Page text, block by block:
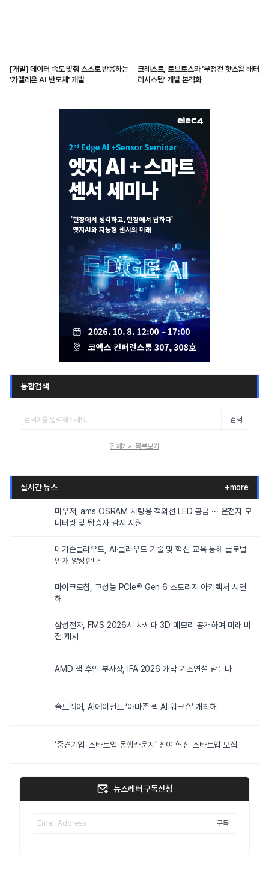
[개발] 데이터 속도 맞춰 스스로 반응하는
'카멜레온 AI 반도체' 개발
크레스트, 로브로스와 ‘무정전 핫스왑 배터
리시스템’ 개발 본격화
통합검색
검색
전체기사 목록보기
실시간 뉴스 +more
마우저, ams OSRAM 차량용 적외선 LED 공급 ··· 운전자 모
니터링 및 탑승자 감지 지원
메가존클라우드, AI·클라우드 기술 및 혁신 교육 통해 글로벌
인재 양성한다
마이크로칩, 고성능 PCIe® Gen 6 스토리지 아키텍처 시연
해
삼성전자, FMS 2026서 차세대 3D 메모리 공개하며 미래 비
전 제시
AMD 잭 후인 부사장, IFA 2026 개막 기조연설 맡는다
솔트웨어, AI에이전트 ‘아마존 퀵 AI 워크숍’ 개최해
‘중견기업-스타트업 동행라운지’ 참여 혁신 스타트업 모집
뉴스레터 구독신청
구독